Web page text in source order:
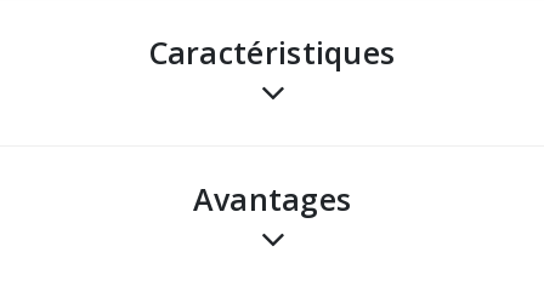
Caractéristiques
avantages